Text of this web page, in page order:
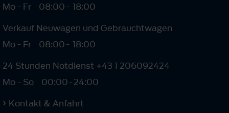
Mo - Fr
08:00- 18:00
Verkauf Neuwagen und Gebrauchtwagen
Mo - Fr
08:00- 18:00
24 Stunden Notdienst +43 1 206092424
Mo - So
00:00-24:00
Kontakt & Anfahrt